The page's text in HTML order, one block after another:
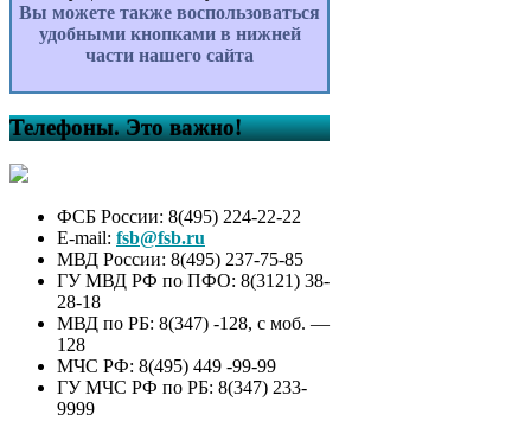
Вы можете также воспользоваться
удобными кнопками в нижней
части нашего сайта
Телефоны. Это важно!
ФСБ России: 8(495) 224-22-22
E-mail: fsb@fsb.ru
МВД России: 8(495) 237-75-85
ГУ МВД РФ по ПФО: 8(3121) 38-
28-18
МВД по РБ: 8(347) -128, с моб. —
128
МЧС РФ: 8(495) 449 -99-99
ГУ МЧС РФ по РБ: 8(347) 233-
9999